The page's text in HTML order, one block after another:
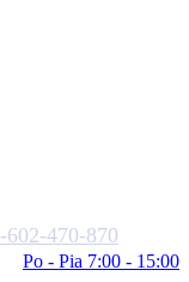
602-470-870
Po - Pia 7:00 - 15:00